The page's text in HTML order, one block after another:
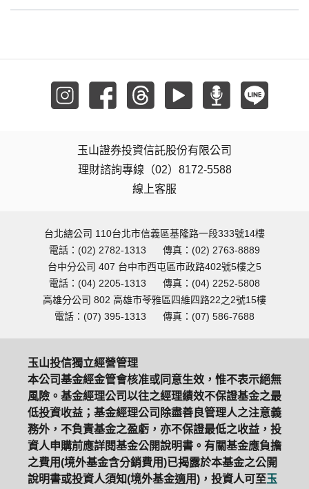
玉山證券投資信託股份有限公司
理財諮詢專線（02）8172-5588
線上客服
台北總公司 110台北市信義區基隆路一段333號14樓
電話：(02) 2782-1313
傳真：(02) 2763-8889
台中分公司 407 台中市西屯區市政路402號5樓之5
電話：(04) 2205-1313
傳真：(04) 2252-5808
高雄分公司 802 高雄市苓雅區四維四路22之2號15樓
電話：(07) 395-1313
傳真：(07) 586-7688
玉山投信獨立經營管理
本公司基金經金管會核准或同意生效，惟不表示絕無
風險。基金經理公司以往之經理績效不保證基金之最
低投資收益；基金經理公司除盡善良管理人之注意義
務外，不負責基金之盈虧，亦不保證最低之收益，投
資人申購前應詳閱基金公開說明書。有關基金應負擔
之費用(境外基金含分銷費用)已揭露於本基金之公開
說明書或投資人須知(境外基金適用)，投資人可至玉